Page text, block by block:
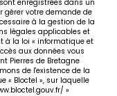
enregistrées dans un
gérer votre demande de
à la gestion de la
légales applicables et
à la loi « informatique et
aux données vous
Pierres de Bretagne
de l'existence de la
« Bloctel », sur laquelle
»